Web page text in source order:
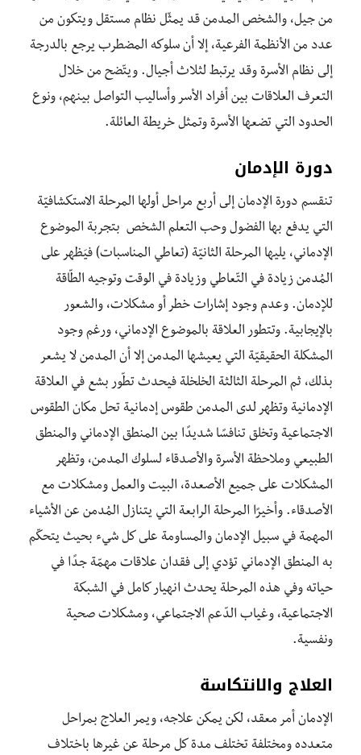
من جيل، والشخص المدمن قد يمثّل نظام مستقل ويتكون من
عدد من الأنظمة الفرعية، إلا أن سلوكه المضطرب يرجع بالدرجة
إلى نظام الأسرة وقد يرتبط لثلاث أجيال. ويتّضح من خلال
التعرف العلاقات بين أفراد الأسر وأساليب التواصل بينهم، ونوع
الحدود التي تضعها الأسرة وتمثل خريطة العائلة.
دورة الإدمان
تنقسم دورة الإدمان إلى أربع مراحل أولها المرحلة الاستكشافيّة
التي يدفع بها الفضول وحب التعلم الشخص بتجربة الموضوع
الإدماني، يليها المرحلة الثانيّة (تعاطي المناسبات) فيَظهر على
المُدمن زيادة في التّعاطي وزيادة في الوقت وتوجيه الطّاقة
للإدمان. وعدم وجود إشارات خطر أو مشكلات، والشعور
بالإيجابية. وتتطور العلاقة بالموضوع الإدماني، ورغم وجود
المشكلة الحقيقيّة التي يعيشها المدمن إلا أن المدمن لا يشعر
بذلك، ثم المرحلة الثالثة الخلخلة فيحدث تطّور بشع في العلاقة
الإدمانية وتظهر لدى المدمن طقوس إدمانية تحل مكان الطقوس
الاجتماعية وتخلق تنافسًا شديدًا بين المنطق الإدماني والمنطق
الطبيعي وملاحظة الأسرة والأصدقاء لسلوك المدمن، وتظهر
المشكلات على جميع الأصعدة، البيت والعمل ومشكلات مع
الأصدقاء. وأخيرًا المرحلة الرابعة التي يتنازل المُدمن عن الأشياء
المهمة في سبيل الإدمان والمساومة على كل شيء بحيث يتحكّم
به المنطق الإدماني تؤدي إلى فقدان علاقات مهمّة جدًا في
حياته وفي هذه المرحلة يحدث انهيار كامل في الشبكة
الاجتماعية، وغياب الدّعم الاجتماعي، ومشكلات صحية
ونفسية.
العلاج والانتكاسة
الإدمان أمر معقد، لكن يمكن علاجه، ويمر العلاج بمراحل
متعدده ومختلفة تختلف مدة كل مرحلة عن غيرها باختلاف